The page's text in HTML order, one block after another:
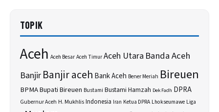
TOPIK
Aceh Aceh BesarAceh TimurAceh Utara Banda Aceh
BanjirBanjir aceh Bank Aceh Bener Meriah Bireuen
BPMABupati Bireuen Bustami Bustami Hamzah Dek Fadh DPRA
Gubernur Aceh H. MukhlisIndonesia Iran Ketua DPRA Lhokseumawe Liga